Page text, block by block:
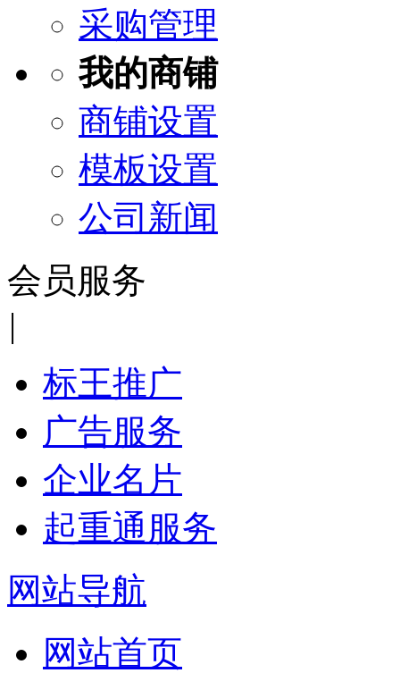
采购管理
我的商铺
商铺设置
模板设置
公司新闻
会员服务
|
标王推广
广告服务
企业名片
起重通服务
网站导航
网站首页